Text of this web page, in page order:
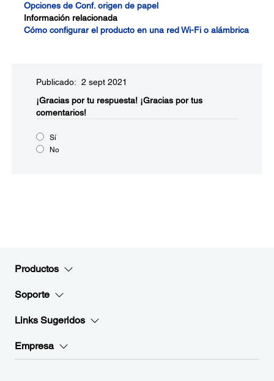
Opciones de Conf. origen de papel
Información relacionada
Cómo configurar el producto en una red Wi-Fi o alámbrica
Publicado: 2 sept 2021
¡Gracias por tu respuesta! ¡Gracias por tus
comentarios!
Sí
No
Productos
Soporte
Links Sugeridos
Empresa